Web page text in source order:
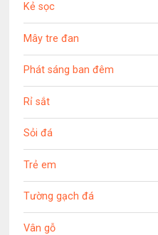
Kẻ sọc
Mây tre đan
Phát sáng ban đêm
Rỉ sắt
Sỏi đá
Trẻ em
Tường gạch đá
Vân gỗ